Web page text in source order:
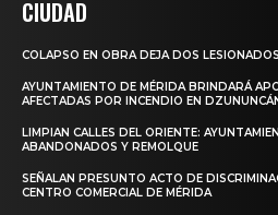
CIUDAD
COLAPSO EN OBRA DEJA DOS
AYUNTAMIENTO DE MÉRIDA BRINDARÁ
AFECTADAS POR INCENDIO EN
LIMPIAN CALLES DEL ORIENTE:
ABANDONADOS Y REMOLQUE
SEÑALAN PRESUNTO ACTO DE
CENTRO COMERCIAL DE MÉRIDA